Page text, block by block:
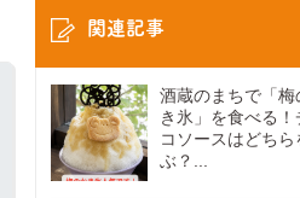
関連記事
酒蔵のまちで「梅
き氷」を食べる！
コソースはどちら
ぶ？...